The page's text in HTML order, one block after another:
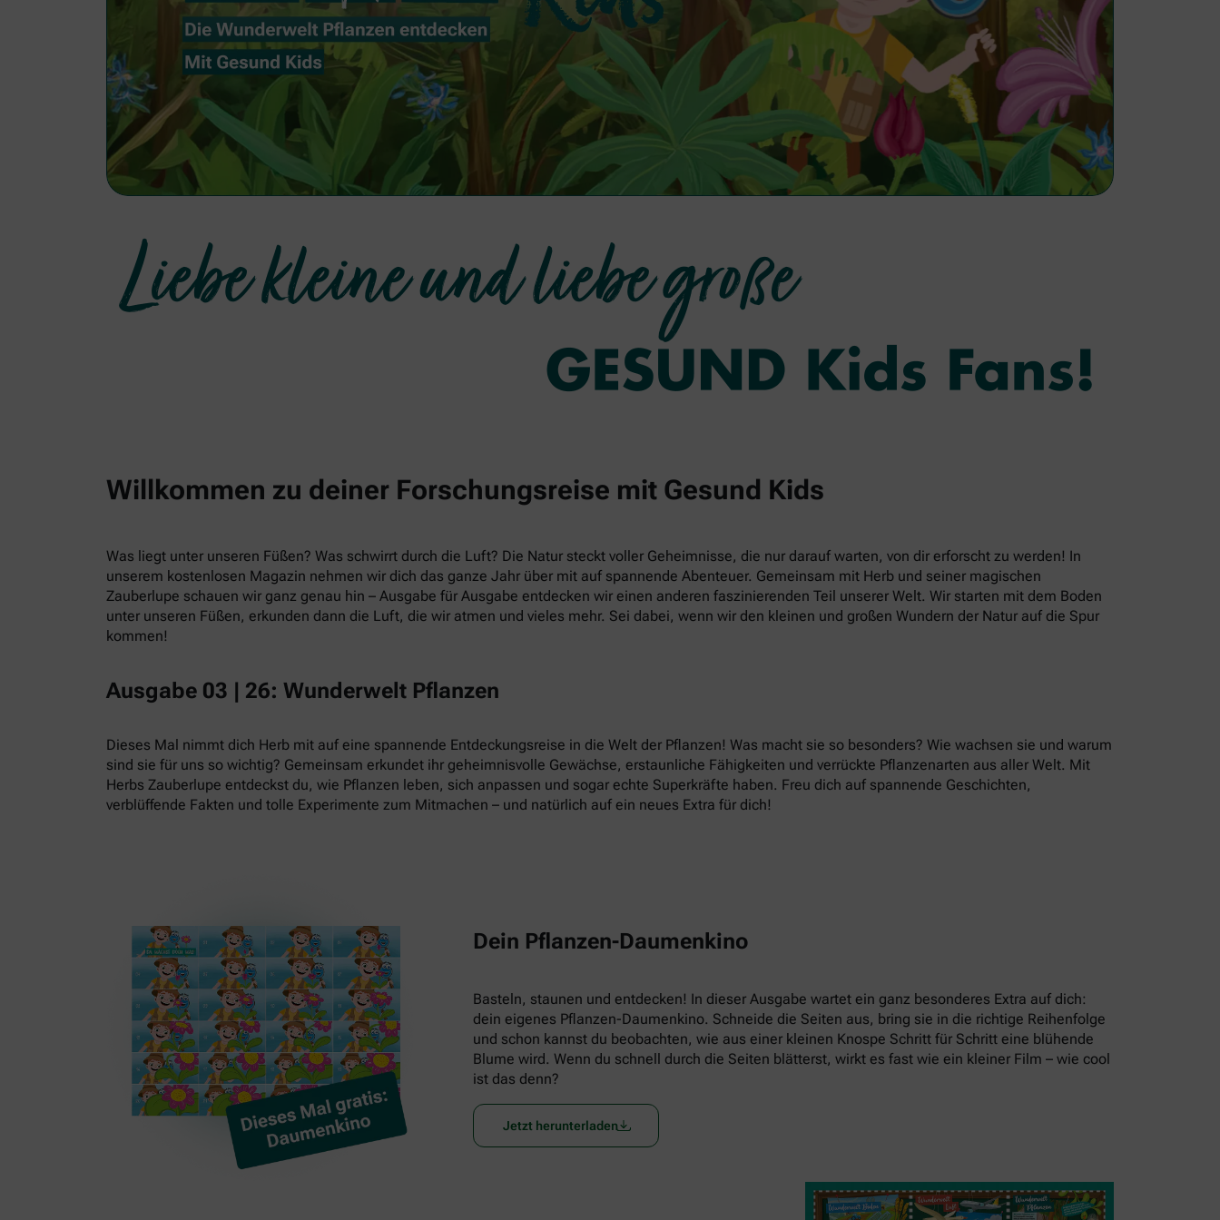
Willkommen zu deiner Forschungsreise mit Gesund Kids
Was liegt unter unseren Füßen? Was schwirrt durch die Luft? Die Natur steckt voller Geheimnisse, die nur darauf warten, von dir erforscht zu werden! In
unserem kostenlosen Magazin nehmen wir dich das ganze Jahr über mit auf spannende Abenteuer. Gemeinsam mit Herb und seiner magischen
Zauberlupe schauen wir ganz genau hin – Ausgabe für Ausgabe entdecken wir einen anderen faszinierenden Teil unserer Welt. Wir starten mit dem Boden
unter unseren Füßen, erkunden dann die Luft, die wir atmen und vieles mehr. Sei dabei, wenn wir den kleinen und großen Wundern der Natur auf die Spur
kommen!
Ausgabe 03 | 26: Wunderwelt Pflanzen
Dieses Mal nimmt dich Herb mit auf eine spannende Entdeckungsreise in die Welt der Pflanzen! Was macht sie so besonders? Wie wachsen sie und warum
sind sie für uns so wichtig? Gemeinsam erkundet ihr geheimnisvolle Gewächse, erstaunliche Fähigkeiten und verrückte Pflanzenarten aus aller Welt. Mit
Herbs Zauberlupe entdeckst du, wie Pflanzen leben, sich anpassen und sogar echte Superkräfte haben. Freu dich auf spannende Geschichten,
verblüffende Fakten und tolle Experimente zum Mitmachen – und natürlich auf ein neues Extra für dich!
Dein Pflanzen-Daumenkino
Basteln, staunen und entdecken! In dieser Ausgabe wartet ein ganz besonderes Extra auf dich:
dein eigenes Pflanzen-Daumenkino. Schneide die Seiten aus, bring sie in die richtige Reihenfolge
und schon kannst du beobachten, wie aus einer kleinen Knospe Schritt für Schritt eine blühende
Blume wird. Wenn du schnell durch die Seiten blätterst, wirkt es fast wie ein kleiner Film – wie cool
ist das denn?
Jetzt herunterladen